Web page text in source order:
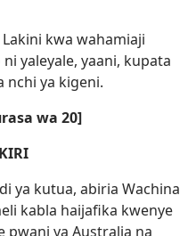
kwa wahamiaji
yaleyale, yaani, kupata
nchi ya kigeni.
wa 20]
ya kutua, abiria Wachina
kabla haijafika kwenye
pwani ya Australia na